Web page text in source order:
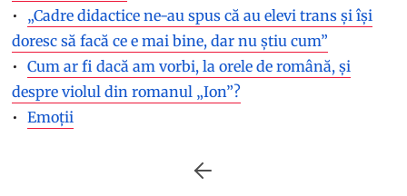
„Cadre didactice ne-au spus că au elevi trans și își
doresc să facă ce e mai bine, dar nu știu cum”
Cum ar fi dacă am vorbi, la orele de română, și
despre violul din romanul „Ion”?
Emoții